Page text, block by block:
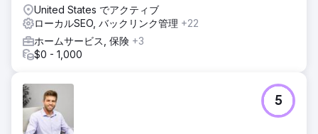
結果
オーガニックトラフィックが1954%増加し、新規患者数も大
幅に増加しました。これにより、クリニックは患者基盤を主
にシンガポールから東南アジア地域へと拡大することができ
ました。
United States でアクティブ
ローカルSEO, バックリンク管理 +22
ホームサービス, 保険 +3
$0 - 1,000
5